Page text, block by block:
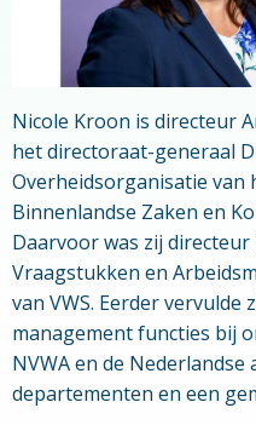
Nicole Kroon is directeur
het directoraat-generaal
Overheidsorganisatie van
Binnenlandse Zaken en
Daarvoor was zij directeur
Vraagstukken en
van VWS. Eerder vervulde
management functies bij
NVWA en de
departementen en een